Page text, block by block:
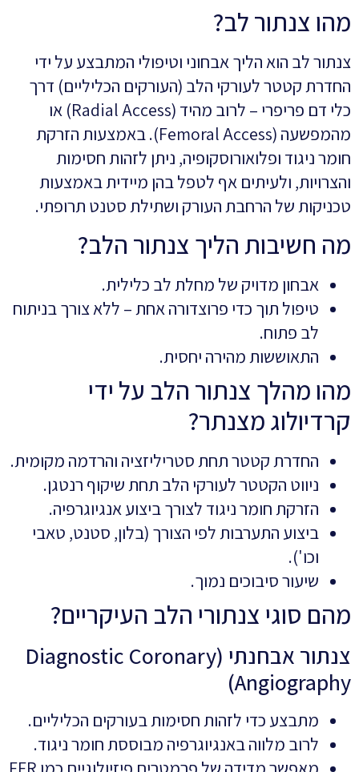
מהו צנתור לב?
צנתור לב הוא הליך אבחוני וטיפולי המתבצע על ידי
החדרת קטטר לעורקי הלב (העורקים הכליליים) דרך
כלי דם פריפרי – לרוב מהיד (Radial Access) או
מהמפשעה (Femoral Access). באמצעות הזרקת
חומר ניגוד ופלואורוסקופיה, ניתן לזהות חסימות
והצרויות, ולעיתים אף לטפל בהן מיידית באמצעות
טכניקות של הרחבת העורק ושתילת סטנט תרופתי.
מה חשיבות הליך צנתור הלב?
אבחון מדויק של מחלת לב כלילית.
טיפול תוך כדי פרוצדורה אחת – ללא צורך בניתוח
לב פתוח.
התאוששות מהירה יחסית.
מהו מהלך צנתור הלב על ידי
קרדיולוג מצנתר?
החדרת קטטר תחת סטריליזציה והרדמה מקומית.
ניווט הקטטר לעורקי הלב תחת שיקוף רנטגן.
הזרקת חומר ניגוד לצורך ביצוע אנגיוגרפיה.
ביצוע התערבות לפי הצורך (בלון, סטנט, טאבי
וכו').
שיעור סיבוכים נמוך.
מהם סוגי צנתורי הלב העיקריים?
צנתור אבחנתי (Diagnostic Coronary
Angiography)
מתבצע כדי לזהות חסימות בעורקים הכליליים.
לרוב מלווה באנגיוגרפיה מבוססת חומר ניגוד.